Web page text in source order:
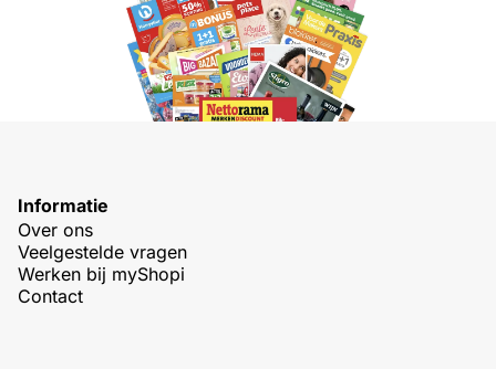
Informatie
Over ons
Veelgestelde vragen
Werken bij myShopi
Contact